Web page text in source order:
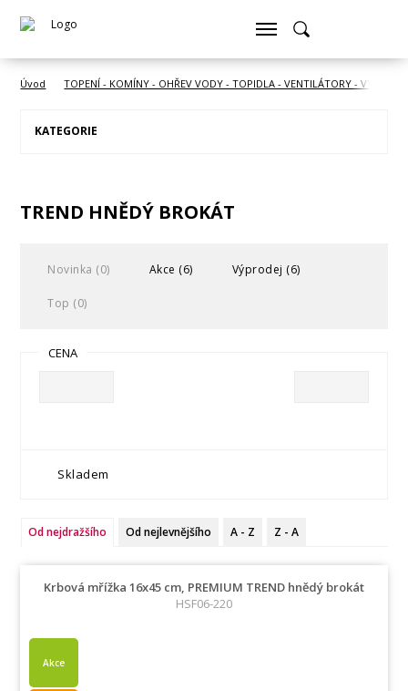
Úvod TOPENÍ - KOMÍNY - OHŘEV VODY - TOPIDLA - VENTILÁTORY -
KATEGORIE
TREND HNĚDÝ BROKÁT
Novinka (0) Akce (6) Výprodej (6)
Top (0)
CENA
Skladem
Od nejdražšího Od nejlevnějšího A - Z Z - A
Krbová mřížka 16x45 cm, PREMIUM TREND hnědý brokát
HSF06-220
Akce